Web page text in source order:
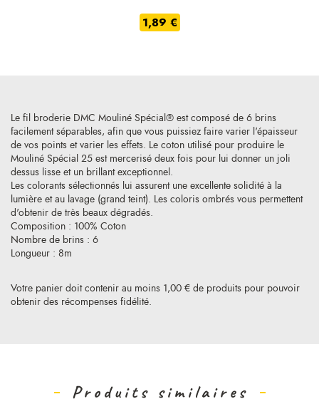
1,89 €
Votre panier doit contenir au moins 1,00 € de produits pour pouvoir
obtenir des récompenses fidélité.
Le fil broderie DMC Mouliné Spécial® est composé de 6 brins
facilement séparables, afin que vous puissiez faire varier l'épaisseur
de vos points et varier les effets. Le coton utilisé pour produire le
Mouliné Spécial 25 est mercerisé deux fois pour lui donner un joli
dessus lisse et un brillant exceptionnel.
Les colorants sélectionnés lui assurent une excellente solidité à la
lumière et au lavage (grand teint). Les coloris ombrés vous permettent
d'obtenir de très beaux dégradés.
Composition : 100% Coton
Nombre de brins : 6
Longueur : 8m
Produits similaires